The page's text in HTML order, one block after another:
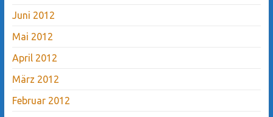
Juni 2012
Mai 2012
April 2012
März 2012
Februar 2012